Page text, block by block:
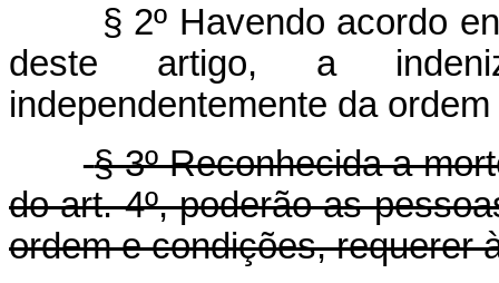
§ 2º Havendo acordo
deste artigo, a
independentemente da
§ 3º Reconhecida a
do art. 4º, poderão as
ordem e condições, requerer